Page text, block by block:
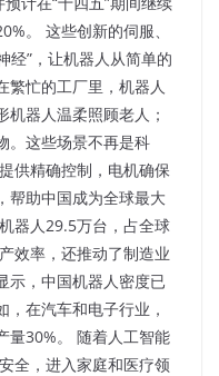
。 这些创新的伺服、
经”，让机器人从简单的
繁忙的工厂里，机器人
器人温柔照顾老人；
。这些场景不再是科
供精确控制，电机确保
帮助中国成为全球最大
器人29.5万台，占全球
效率，还推动了制造业
示，中国机器人密度已
在汽车和电子行业，
量30%。 随着人工智能
全，进入家庭和医疗领